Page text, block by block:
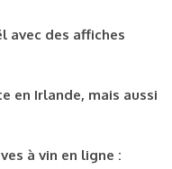
avec des affiches
en Irlande, mais aussi
à vin en ligne :